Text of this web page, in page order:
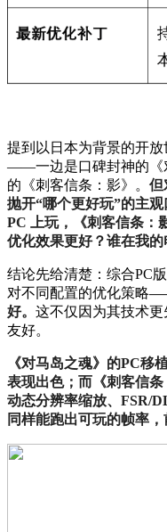
提到以日本为背景的开
——一边是口碑封神的《
的《刺客信条：影》。 但
抛开“哪个更好玩”的主
PC 上玩，《刺客信条：
优化效果更好？谁在我
结论先给清楚：综合PC
对不同配置的优化策略
好。 这不仅因为其技术
友好。
《对马岛之魂》的PC移
表现出色；而《刺客信
动态分辨率缩放、FSR/
同样能跑出可玩的帧率